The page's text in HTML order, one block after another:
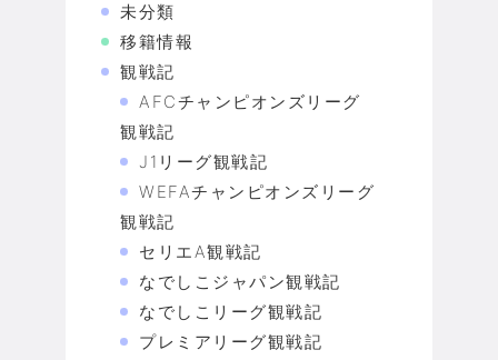
未分類
移籍情報
観戦記
AFCチャンピオンズリーグ
観戦記
J1リーグ観戦記
WEFAチャンピオンズリーグ
観戦記
セリエA観戦記
なでしこジャパン観戦記
なでしこリーグ観戦記
プレミアリーグ観戦記